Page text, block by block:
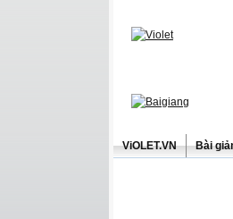
ViOLET.VN Bài